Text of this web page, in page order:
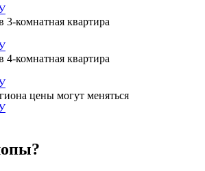
комнатная квартира
комнатная квартира
цены могут меняться